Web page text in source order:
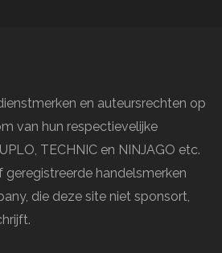
en auteursrechten op
van hun respectievelijke
TECHNIC en NINJAGO etc.
geregistreerde handelsmerken
die deze site niet sponsort,